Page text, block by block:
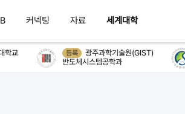
커넥팅 자료 세계대학
교
등록
광주과학기술원(GIST)
반도체시스템공학과